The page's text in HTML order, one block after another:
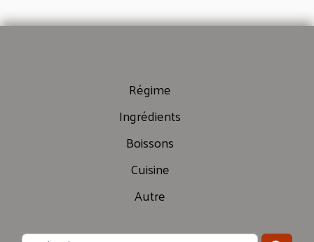
Régime
Ingrédients
Boissons
Cuisine
Autre